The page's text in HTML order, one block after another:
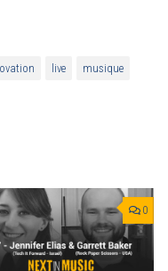
live
musique
0